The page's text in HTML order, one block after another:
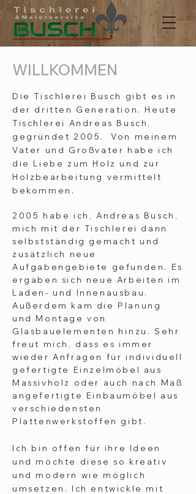
Die Tischlerei Busch gibt es in
der dritten Generation. Heute
Tischlerei Andreas Busch,
gegründet 2005. Von meinem
Vater und Großvater habe ich
die Liebe zum Holz und zur
Holzbearbeitung vermittelt
bekommen.
2005 habe ich, Andreas Busch,
mich mit der Tischlerei dann
selbstständig gemacht und
zusätzlich neue
Aufgabengebiete gefunden. Es
ergaben sich neue Arbeiten im
Laden- und Innenausbau.
Außerdem kam die Planung
und Montage von
Glasbauelementen hinzu . Sehr
freut mich, dass es immer
wieder Anfragen für individuell
gefertigte Einzelmöbel aus
Massivholz oder auch nach Maß
angefertigte Einbaumöbel aus
verschiedensten
Plattenwerkstoffen gibt.
Ich bin offen für ihre Ideen
und möchte diese so kreativ
und modern wie möglich
umsetzen. Ich entwickle mit
WILLKOMMEN